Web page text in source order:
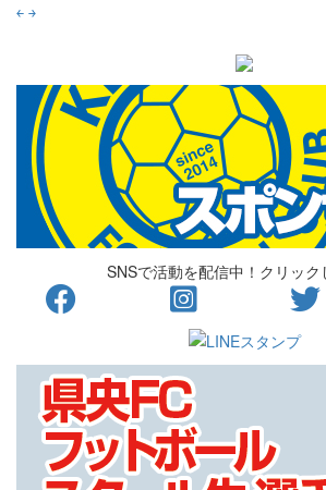
￩ ￫
SNSで活動を配信中！クリック